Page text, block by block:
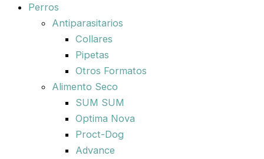
Perros
Antiparasitarios
Collares
Pipetas
Otros Formatos
Alimento Seco
SUM SUM
Optima Nova
Proct-Dog
Advance